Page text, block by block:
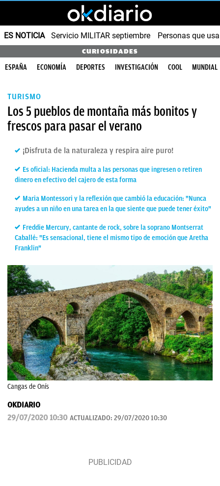
ES NOTICIA Servicio MILITAR septiembre Personas que
CURIOSIDADES
ESPAÑA ECONOMÍA DEPORTES INVESTIGACIÓN COOL MUNDIAL
TURISMO
Los 5 pueblos de montaña más bonitos y
frescos para pasar el verano
¡Disfruta de la naturaleza y respira aire puro!
Es oficial: Hacienda multa a las personas que ingresen o retiren
dinero en efectivo del cajero de esta forma
Maria Montessori y la reflexión que cambió la educación: "Nunca
ayudes a un niño en una tarea en la que siente que puede tener éxito"
Freddie Mercury, cantante de rock, sobre la soprano Montserrat
Caballé: "Es sensacional, tiene el mismo tipo de emoción que Aretha
Franklin"
Cangas de Onís
OKDIARIO
29/07/2020 10:30 ACTUALIZADO: 29/07/2020 10:30